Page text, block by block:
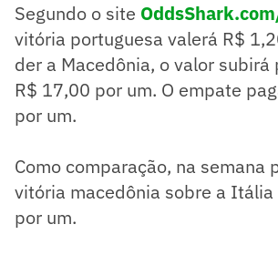
Segundo o site
vitória portuguesa valerá R$
der a Macedônia, o valor subirá
R$ 17,00 por um. O empate
por um.
Como comparação, na semana
vitória macedônia sobre a Itália
por um.